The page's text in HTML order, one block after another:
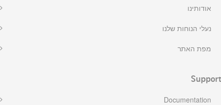
אודותינו
נעלי הנוחות שלנו
מפת האתר
Support
Documentation